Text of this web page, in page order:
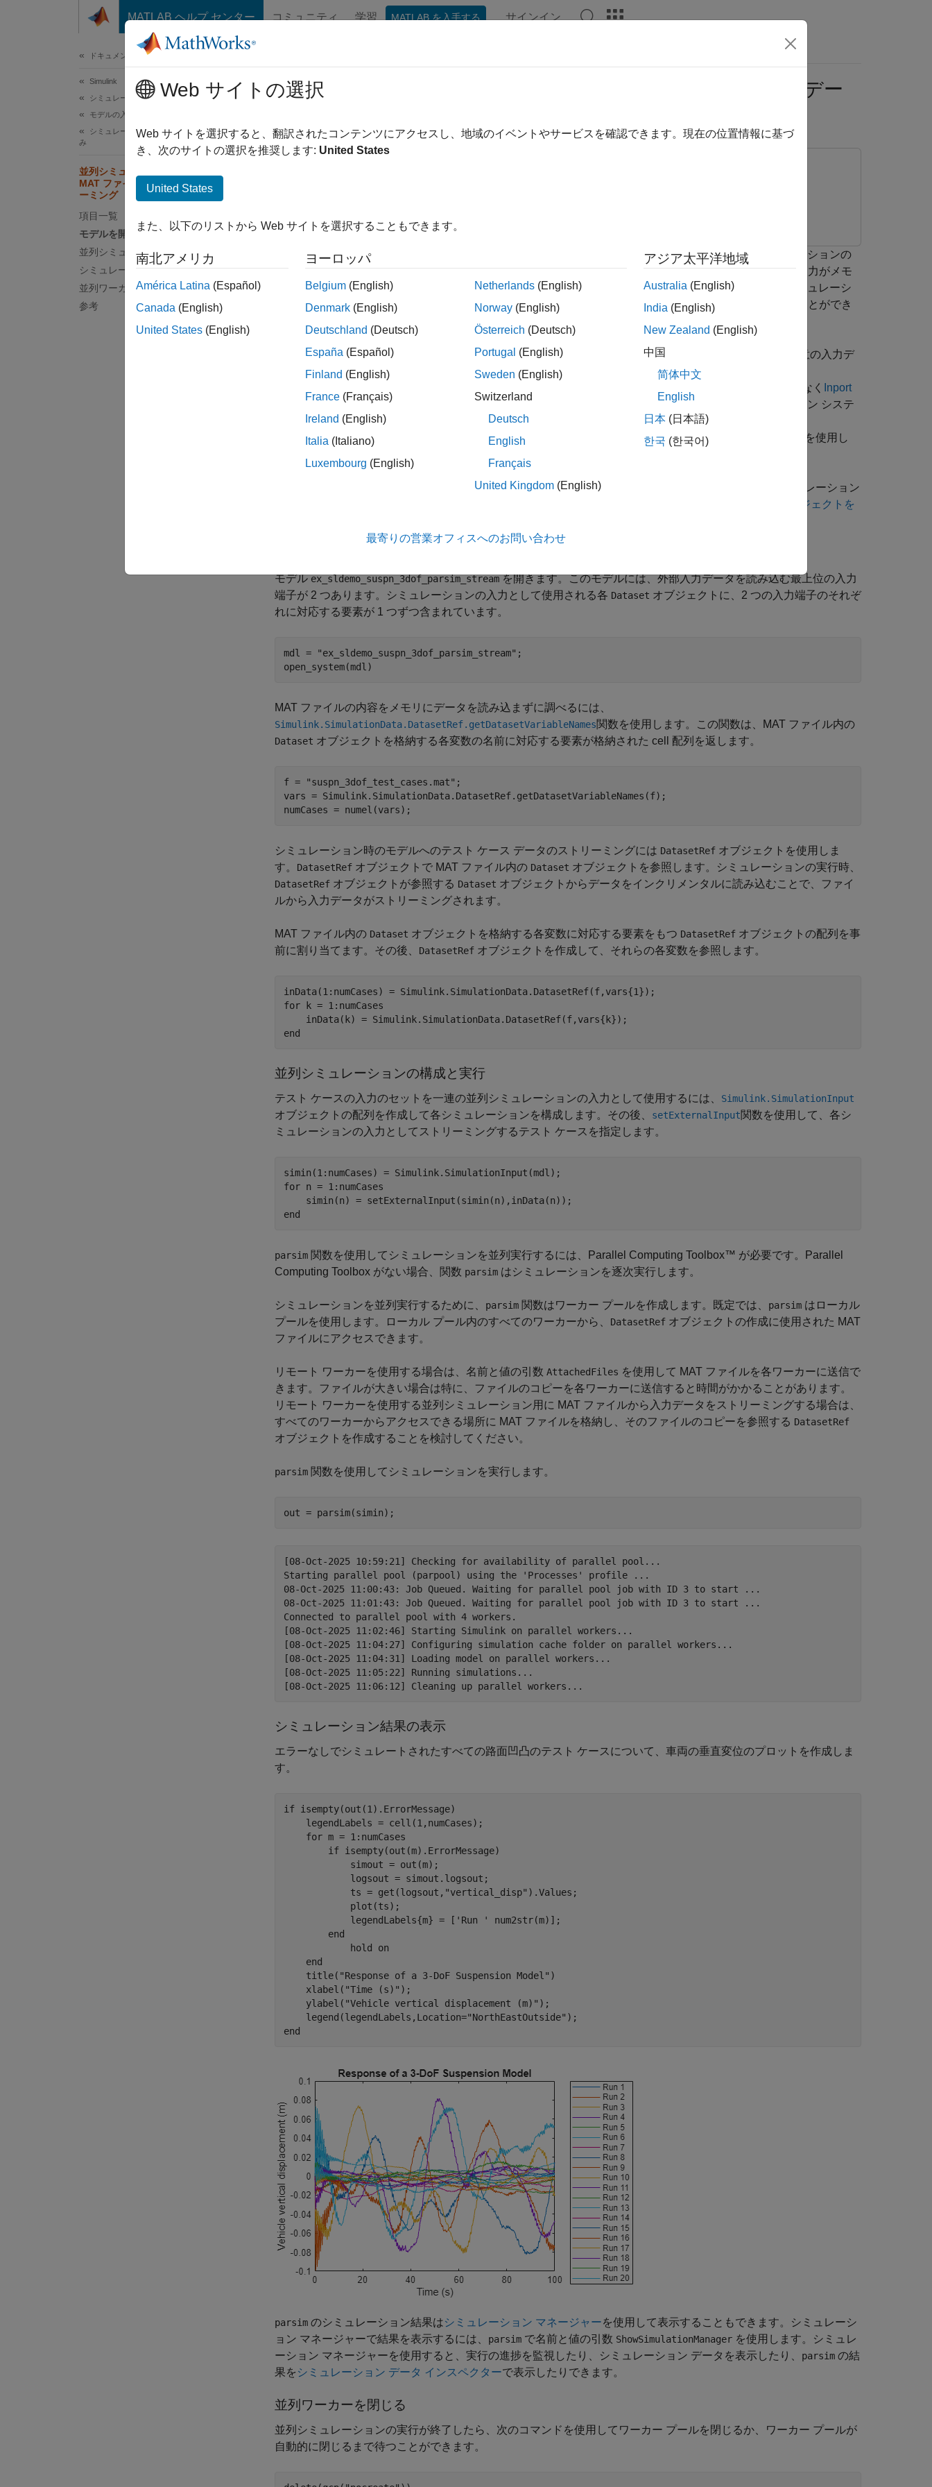
コンテンツへスキップ
MATLAB ヘルプ センター コミュニティ 学習 MATLAB を入手する サインイン
ドキュメンテーションのホーム
Simulink
シミュレーション
モデルの入力と出力の準備
シミュレーションのための信号データの読み込
み
並列シミュレーションの入力としての
MAT ファイルからのデータのストリ
ーミング
項目一覧
モデルを開いて入力データにアクセス
並列シミュレーションの構成と実行
シミュレーション結果の表示
並列ワーカーを閉じる
参考
並列シミュレーションの入力としての MAT ファイルからのデー
この例では、Simulink.SimulationData.DatasetRef
関数を使用して、並列シミュレーションの
入力データを Version 7.3 の MAT ファイルからストリーミングする方法を示します。シミュレーションの入力がメモ
リに読み込めないほど大きい場合、この例で示す手順に従うことを検討してください。たとえば、並列シミュレーシ
ョンの 1 つのセットから永続ストレージに記録したデータを別のシミュレーションの入力として使用することができ
この例では、parsimを使用してモデルの複数のシミュレーションを実行します。各シミュレーションで一意の入力デ
ータを使用します。モデルは
複数のシミュレーション ワークフローのヒント の例で使用されるモデル
ブロックではなく
Inport
ブロックを使用するように変更したものです。このモデルでは、さまざまな路面状況におけるサスペンション システ
ムの応答をシミュレートします。この例で使用する MAT ファイルには、さまざまな路面状況を表す複数の
Simulink.SimulationData.Dataset オブジェクトが含まれています。この例では、DatasetRef
オブジェクトを使用し
matlab.io.datastore.SimulationDatastoreオブジェクトを使用して、
で実行する並列シミュレーション
SimulationDatastore オブジェクトを
モデルex_sldemo_suspn_3dof_parsim_streamを開きます。このモデルには、外部入力データを読み込む最上位の入力
端子が 2 つあります。シミュレーションの入力として使用される各 Dataset オブジェクトに、2 つの入力端子のそれぞ
れに対応する要素が 1 つずつ含まれています。
mdl = "ex_sldemo_suspn_3dof_parsim_stream" ;
MAT ファイルの内容をメモリにデータを読み込まずに調べるには、
Simulink.SimulationData.DatasetRef.getDatasetVariableNames関数を使用します。この関数は、MAT ファイル内の
Dataset オブジェクトを格納する各変数の名前に対応する要素が格納された cell 配列を返します。
f = "suspn_3dof_test_cases.mat" ;
vars = Simulink.SimulationData.DatasetRef.getDatasetVariableNames(f);
numCases = numel(vars);
シミュレーション時のモデルへのテスト ケース データのストリーミングには DatasetRef オブジェクトを使用しま
す。 DatasetRef オブジェクトで MAT ファイル内の Dataset オブジェクトを参照します。シミュレーションの実行時、
DatasetRef オブジェクトが参照する Dataset オブジェクトからデータをインクリメンタルに読み込むことで、ファイ
ルから入力データがストリーミングされます。
MAT ファイル内の Dataset オブジェクトを格納する各変数に対応する要素をもつ DatasetRef オブジェクトの配列を事
前に割り当てます。その後、 DatasetRef オブジェクトを作成して、それらの各変数を参照します。
for k = 1:numCases
end
並列シミュレーションの構成と実行
テスト ケースの入力のセットを一連の並列シミュレーションの入力として使用するには、 Simulink.SimulationInput
オブジェクトの配列を作成して各シミュレーションを構成します。その後、 setExternalInput関数を使用して、各シ
ミュレーションの入力としてストリーミングするテスト ケースを指定します。
for n = 1:numCases
end
parsim 関数を使用してシミュレーションを並列実行するには、Parallel Computing Toolbox™ が必要です。Parallel
Computing Toolbox がない場合、関数 parsim はシミュレーションを逐次実行します。
シミュレーションを並列実行するために、 parsim 関数はワーカー プールを作成します。既定では、 parsim はローカル
プールを使用します。ローカル プール内のすべてのワーカーから、 DatasetRef オブジェクトの作成に使用された MAT
ファイルにアクセスできます。
リモート ワーカーを使用する場合は、名前と値の引数 AttachedFiles を使用して MAT ファイルを各ワーカーに送信で
きます。ファイルが大きい場合は特に、ファイルのコピーを各ワーカーに送信すると時間がかかることがあります。
リモート ワーカーを使用する並列シミュレーション用に MAT ファイルから入力データをストリーミングする場合は、
すべてのワーカーからアクセスできる場所に MAT ファイルを格納し、そのファイルのコピーを参照する DatasetRef
オブジェクトを作成することを検討してください。
parsim 関数を使用してシミュレーションを実行します。
out = parsim(simin);
[08-Oct-2025 10:59:21] Checking for availability of parallel pool...
Starting parallel pool (parpool) using the 'Processes' profile ...
08-Oct-2025 11:00:43: Job Queued. Waiting for parallel pool job with ID 3 to start ...
08-Oct-2025 11:01:43: Job Queued. Waiting for parallel pool job with ID 3 to start ...
Connected to parallel pool with 4 workers.
[08-Oct-2025 11:02:46] Starting Simulink on parallel workers...
[08-Oct-2025 11:04:27] Configuring simulation cache folder on parallel workers...
[08-Oct-2025 11:04:31] Loading model on parallel workers...
[08-Oct-2025 11:05:22] Running simulations...
シミュレーション結果の表示
エラーなしでシミュレートされたすべての路面凹凸のテスト ケースについて、車両の垂直変位のプロットを作成しま
す。
if isempty(out(1).ErrorMessage)
    legendLabels = cell(1,numCases);
for m = 1:numCases
if isempty(out(m).ErrorMessage)
            simout = out(m);
            logsout = simout.logsout;
            ts = get(logsout,
"vertical_disp" ).Values;
            plot(ts);
            legendLabels{m} = [
'Run '
num2str(m)];
end
            hold
on
end
    title(
"Response of a 3-DoF Suspension Model" )
    xlabel(
"Time (s)" );
    ylabel(
"Vehicle vertical displacement (m)" );
    legend(legendLabels,Location=
"NorthEastOutside"
end
parsim のシミュレーション結果はシミュレーション マネージャーを使用して表示することもできます。シミュレーシ
ョン マネージャーで結果を表示するには、 parsim で名前と値の引数 ShowSimulationManager を使用します。シミュレ
ーション マネージャーを使用すると、実行の進捗を監視したり、シミュレーション データを表示したり、 parsim の結
果を シミュレーション データ インスペクターで表示したりできます。
並列ワーカーを閉じる
並列シミュレーションの実行が終了したら、次のコマンドを使用してワーカー プールを閉じるか、ワーカー プールが
自動的に閉じるまで待つことができます。
Web サイトの選択
Web サイトを選択すると、翻訳されたコンテンツにアクセスし、地域のイベントやサービスを確認できます。現在の位置情報に基づ
き、次のサイトの選択を推奨します: United States
United States
また、以下のリストから Web サイトを選択することもできます。
南北アメリカ
América Latina (Español)
Canada (English)
United States (English)
ヨーロッパ
Belgium (English)
Denmark (English)
Deutschland (Deutsch)
España (Español)
Finland (English)
France (Français)
Ireland (English)
Italia (Italiano)
Luxembourg (English)
Netherlands (English)
Norway (English)
Österreich (Deutsch)
Portugal (English)
Sweden (English)
Switzerland
Deutsch
English
Français
United Kingdom (English)
アジア太平洋地域
Australia (English)
India (English)
New Zealand (English)
中国
简体中文
English
日本 (日本語)
한국 (한국어)
最寄りの営業オフィスへのお問い合わせ